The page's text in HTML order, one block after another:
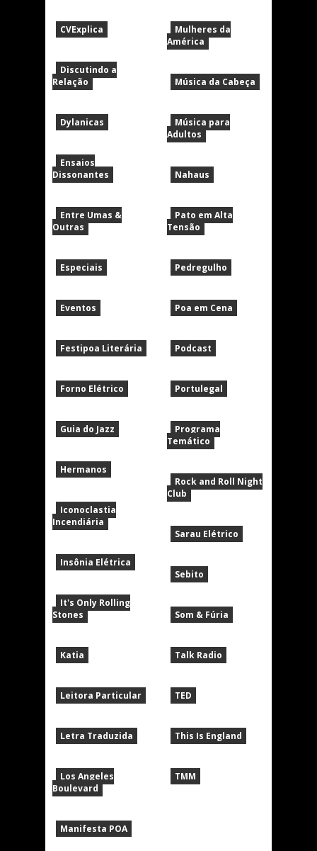
CVExplica
Discutindo a
Relação
Dylanicas
Ensaios
Dissonantes
Entre Umas &
Outras
Especiais
Eventos
Festipoa Literária
Forno Elétrico
Guia do Jazz
Hermanos
Iconoclastia
Incendiária
Insônia Elétrica
It's Only Rolling
Stones
Katia
Leitora Particular
Letra Traduzida
Los Angeles
Boulevard
Manifesta POA
Mulheres da
América
Música da Cabeça
Música para
Adultos
Nahaus
Pato em Alta
Tensão
Pedregulho
Poa em Cena
Podcast
Portulegal
Programa
Temático
Rock and Roll Night
Club
Sarau Elétrico
Sebito
Som & Fúria
Talk Radio
TED
This Is England
TMM